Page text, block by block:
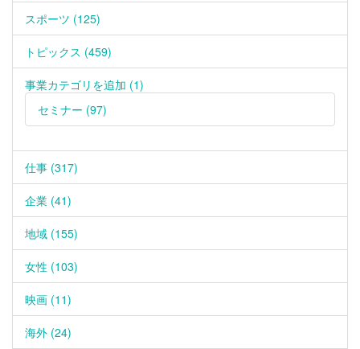
スポーツ (125)
トピックス (459)
事業カテゴリを追加 (1)
セミナー (97)
仕事 (317)
企業 (41)
地域 (155)
女性 (103)
映画 (11)
海外 (24)